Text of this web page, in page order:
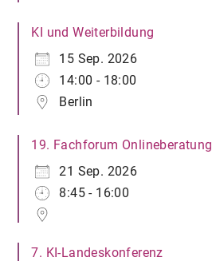
KI und Weiterbildung
15 Sep. 2026
14:00 - 18:00
Berlin
19. Fachforum Onlineberatung
21 Sep. 2026
8:45 - 16:00
7. KI-Landeskonferenz